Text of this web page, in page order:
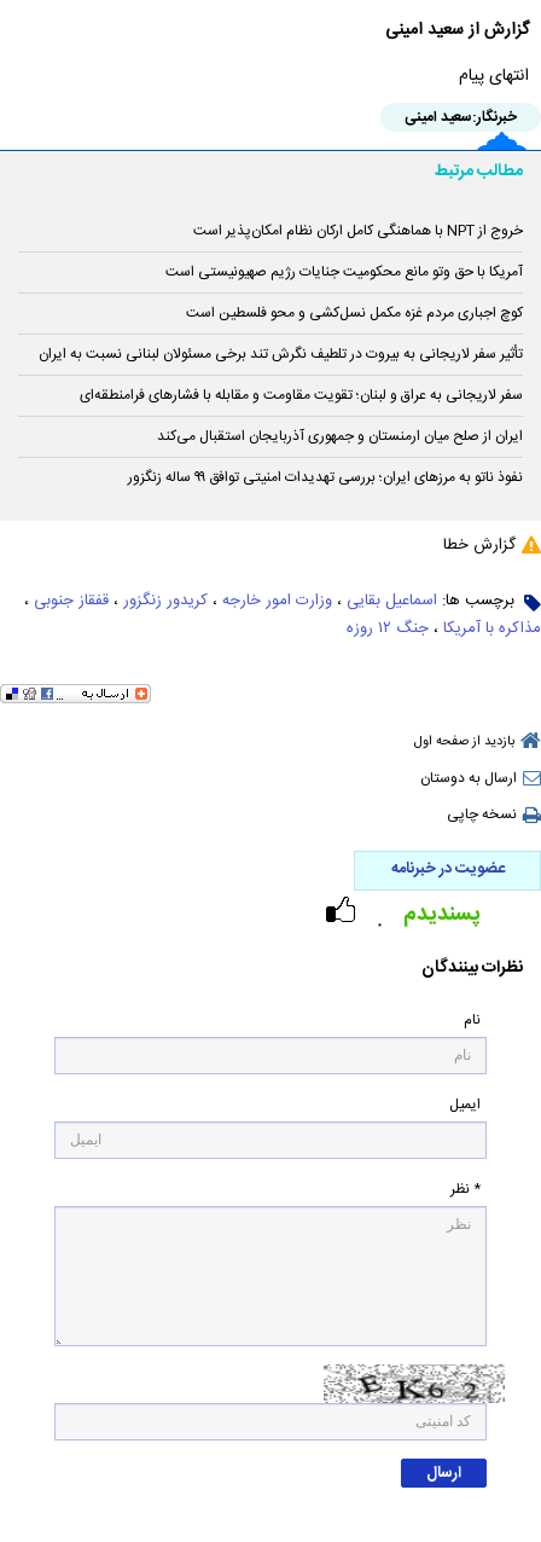
گزارش از سعید امینی
انتهای پیام
خبرنگار:سعید امینی
مطالب مرتبط
خروج از NPT با هماهنگی کامل ارکان نظام امکان‌پذیر است
آمریکا با حق وتو مانع محکومیت جنایات رژیم صهیونیستی است
کوچ اجباری مردم غزه مکمل نسل‌کشی و محو فلسطین است
تأثیر سفر لاریجانی به بیروت در تلطیف نگرش تند برخی مسئولان لبنانی نسبت به ایران
سفر لاریجانی به عراق و لبنان؛ تقویت مقاومت و مقابله با فشارهای فرامنطقه‌ای
ایران از صلح میان ارمنستان و جمهوری آذربایجان استقبال می‌کند
نفوذ ناتو به مرزهای ایران؛ بررسی تهدیدات امنیتی توافق ۹۹ ساله زنگزور
گزارش خطا
برچسب ها: اسماعیل بقایی ، وزارت امور خارجه ، کریدور زنگزور ، قفقاز جنوبی ،
مذاکره با آمریکا ، جنگ ۱۲ روزه
بازدید از صفحه اول
ارسال به دوستان
نسخه چاپی
عضویت در خبرنامه
۰ پسندیدم
نظرات بینندگان
نام
ایمیل
* نظر